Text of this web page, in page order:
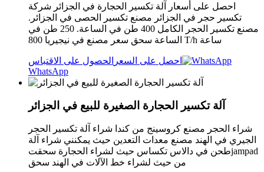
احصل على أسعار آلة تكسير الحجارة في الجزائر شركة
تكسير حجر في الجزائر مصنع تكسير الحصى في الجزائر.
مصنع تكسير الحجر الكامل 400 طن في الساعة. 250 طن في
الساعة سحق سعر مصنع في نيجيريا 800 T/h ساعة
احصل على السعر الحصول على الاقتباس
WhatsApp
آلة تكسير الحجارة الصغيرة للبيع في الجزائر
شراء الحجر مصنع كروسينج من كندا شراء آلة تكسير الحجر
الجيري في الهند مصنع معدات التعدين حيث يمكنني شراء آلة
طحن في دالاس تكساس حيث لشراء الحجارة سحقتjampad
من حيث لشراء خط الآلات في الهند سحق